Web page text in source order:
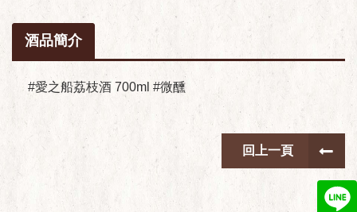
酒品簡介
#愛之船荔枝酒 700ml #微醺
回上一頁